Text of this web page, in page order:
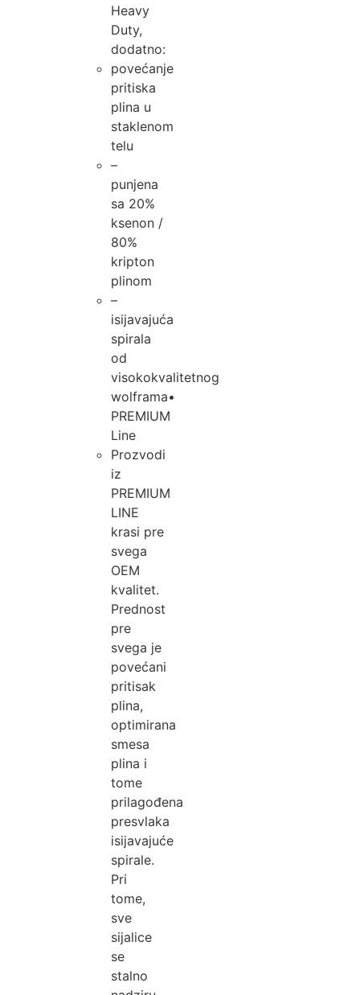
Heavy
Duty,
dodatno:
povećanje
pritiska
plina u
staklenom
telu
–
punjena
sa 20%
ksenon /
80%
kripton
plinom
–
isijavajuća
spirala
od
visokokvalitetnog
wolframa•
PREMIUM
Line
Prozvodi
iz
PREMIUM
LINE
krasi pre
svega
OEM
kvalitet.
Prednost
pre
svega je
povećani
pritisak
plina,
optimirana
smesa
plina i
tome
prilagođena
presvlaka
isijavajuće
spirale.
Pri
tome,
sve
sijalice
se
stalno